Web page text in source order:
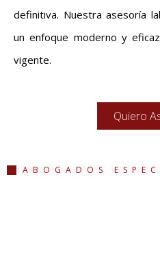
definitiva. Nuestra asesoría
un enfoque moderno y
vigente.
Quiero
ABOGADOS